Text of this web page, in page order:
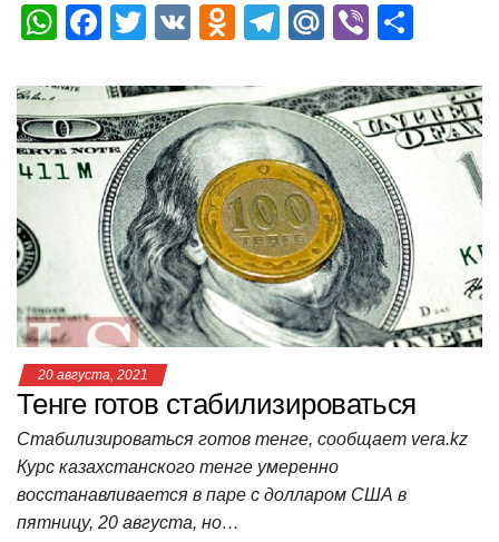
W
at
s
A
F
c
e
b
o
o
k
T
tt
er
V
O
n
o
kl
a
ss
ni
ki
T
e
gr
a
m
M
.R
u
Vi
er п
р
и
т
ь
20 августа, 2021
Тенге готов стабилизироваться
Стабилизироваться готов тенге, сообщает vera.kz
Курс казахстанского тенге умеренно
восстанавливается в паре с долларом США в
пятницу, 20 августа, но…